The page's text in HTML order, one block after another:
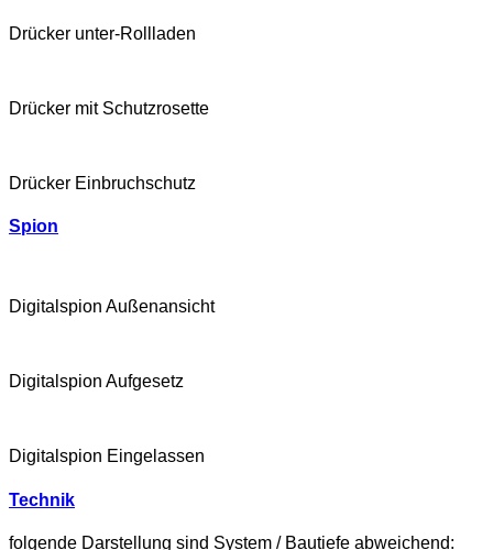
Drücker unter-Rollladen
Drücker mit Schutzrosette
Drücker Einbruchschutz
Spion
Digitalspion Außenansicht
Digitalspion Aufgesetz
Digitalspion Eingelassen
Technik
folgende Darstellung sind System / Bautiefe abweichend: